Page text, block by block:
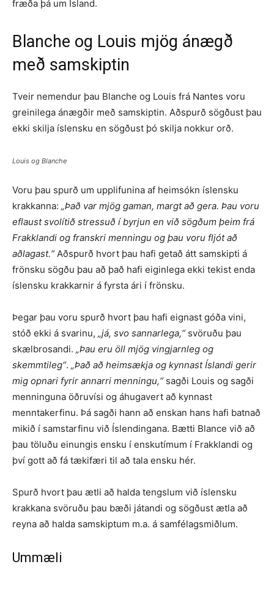
fræða þá um Ísland.
Blanche og Louis mjög ánægð
með samskiptin
Tveir nemendur þau Blanche og Louis frá Nantes voru
greinilega ánægðir með samskiptin. Aðspurð sögðust þau
ekki skilja íslensku en sögðust þó skilja nokkur orð.
Louis og Blanche
Voru þau spurð um upplifunina af heimsókn íslensku
krakkanna: „Það var mjög gaman, margt að gera. Þau voru
eflaust svolítið stressuð í byrjun en við sögðum þeim frá
Frakklandi og franskri menningu og þau voru fljót að
aðlagast.“Aðspurð hvort þau hafi getað átt samskipti á
frönsku sögðu þau að það hafi eiginlega ekki tekist enda
íslensku krakkarnir á fyrsta ári í frönsku.
Þegar þau voru spurð hvort þau hafi eignast góða vini,
stóð ekki á svarinu, „já, svo sannarlega,“svöruðu þau
skælbrosandi. „Þau eru öll mjög vingjarnleg og
skemmtileg“. „Það að heimsækja og kynnast Íslandi gerir
mig opnari fyrir annarri menningu,“sagði Louis og sagði
menninguna öðruvísi og áhugavert að kynnast
menntakerfinu. Þá sagði hann að enskan hans hafi batnað
mikið í samstarfinu við Íslendingana. Bætti Blance við að
þau töluðu einungis ensku í enskutímum í Frakklandi og
því gott að fá tækifæri til að tala ensku hér.
Spurð hvort þau ætli að halda tengslum við íslensku
krakkana svöruðu þau bæði játandi og sögðust ætla að
reyna að halda samskiptum m.a. á samfélagsmiðlum.
Ummæli